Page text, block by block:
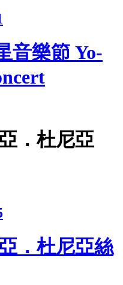
音樂節 Yo-
．杜尼亞
．杜尼亞絲